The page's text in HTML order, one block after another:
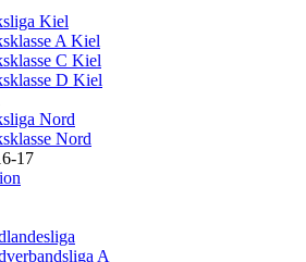
Kiel
A Kiel
C Kiel
D Kiel
Nord
Nord
17
A